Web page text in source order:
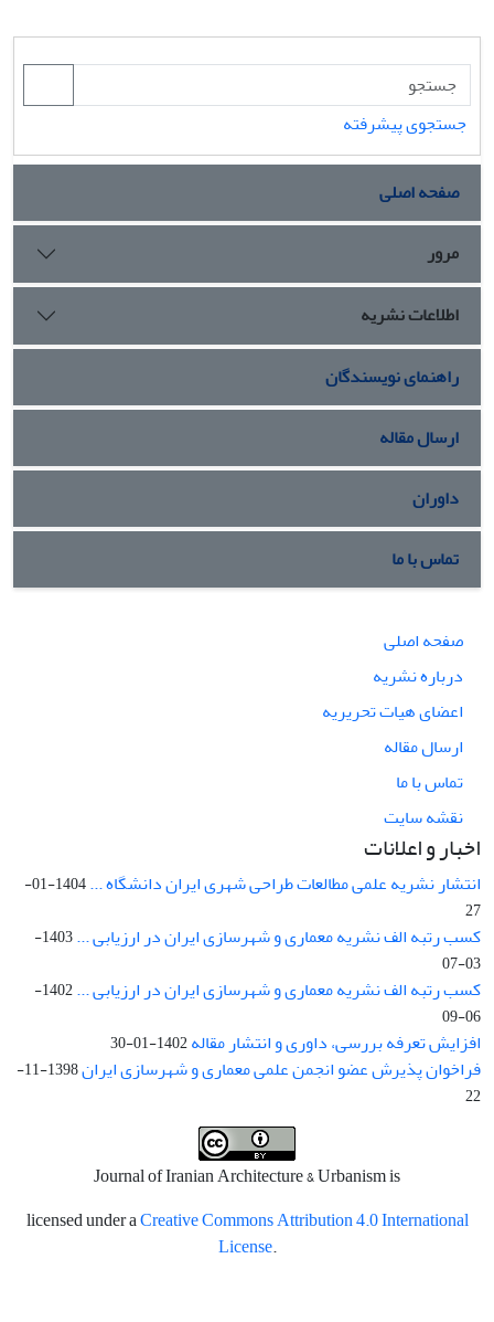
جستجوی پیشرفته
صفحه اصلی
مرور
اطلاعات نشریه
راهنمای نویسندگان
ارسال مقاله
داوران
تماس با ما
صفحه اصلی
درباره نشریه
اعضای هیات تحریریه
ارسال مقاله
تماس با ما
نقشه سایت
اخبار و اعلانات
انتشار نشریه علمی مطالعات طراحی شهری ایران دانشگاه ...
1404-01-
27
کسب رتبه الف نشریه معماری و شهرسازی ایران در ارزیابی ...
1403-
03-07
کسب رتبه الف نشریه معماری و شهرسازی ایران در ارزیابی ...
1402-
06-09
افزایش تعرفه بررسی، داوری و انتشار مقاله1402-01-30
فراخوان پذیرش عضو انجمن علمی معماری و شهرسازی ایران
1398-11-
22
Journal of Iranian Architecture & Urbanism is
licensed under aCreative Commons Attribution 4.0 International
License.